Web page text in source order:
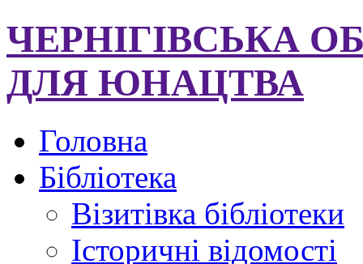
ЧЕРНІГІВСЬКА
ДЛЯ ЮНАЦТВА
Головна
Бібліотека
Візитівка бібліотеки
Історичні відомості